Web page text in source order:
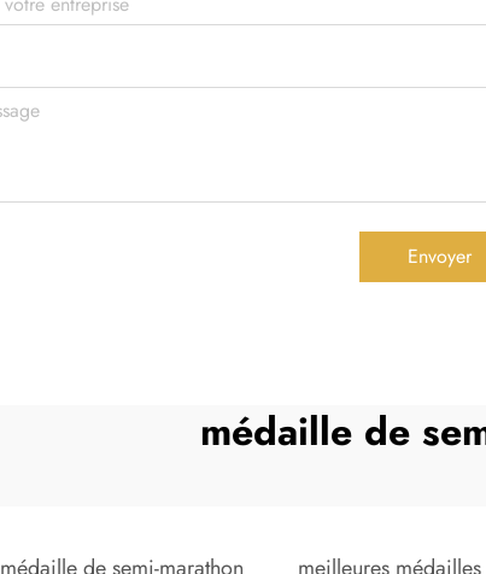
Envoyer
médaille de